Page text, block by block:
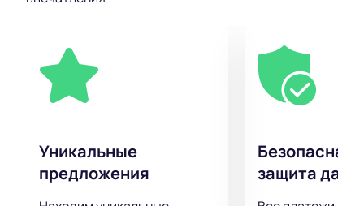
и подпевать им, а также яркое шоу, которое пройдёт
концерте, подтвердит, что он всегда проходит с
невероятным размахом и запоминается надолго.
Самое передовое световое и звуковое концертное
оборудование позволит вам отчетливо услышать
подробностях, независимо от того, как далеко от
сцены вы находитесь!
Билеты на концерт можно купить на нашем сайте.
Уникальные
предложения
Безопасная
защита